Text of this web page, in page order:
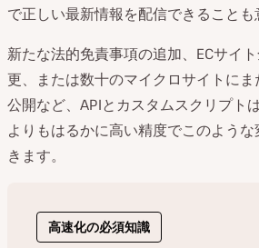
で正しい最新情報を配信できることも
新たな法的免責事項の追加、ECサイ
更、または数十のマイクロサイトに
公開など、APIとカスタムスクリプト
よりもはるかに高い精度でこのよう
きます。